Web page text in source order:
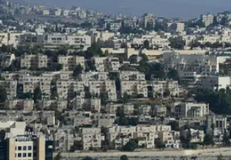
מודע אליהם הוא גובה התב"ר -
הרשות לגייס מהממשלה, לטובת
כסף שיכביד על מאזניה. למה זה